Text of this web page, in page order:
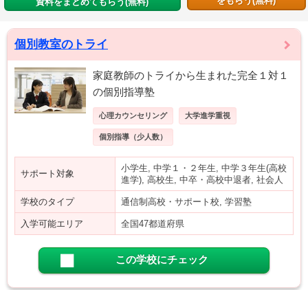
個別教室のトライ
家庭教師のトライから生まれた完全１対１
の個別指導塾
心理カウンセリング 大学進学重視
個別指導（少人数）
サポート対象
小学生, 中学１・２年生, 中学３年生(高校
進学), 高校生, 中卒・高校中退者, 社会人
学校のタイプ 通信制高校・サポート校, 学習塾
入学可能エリア 全国47都道府県
この学校にチェック